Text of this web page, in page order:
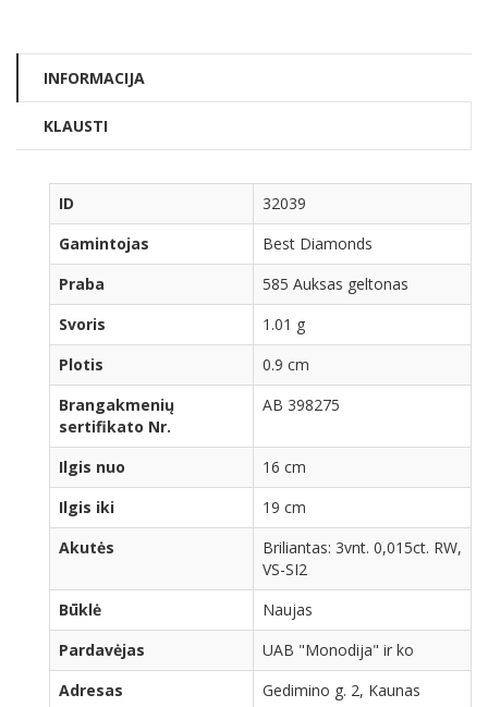
INFORMACIJA
KLAUSTI
ID
32039
Gamintojas
Best Diamonds
Praba
585 Auksas geltonas
Svoris
1.01 g
Plotis
0.9 cm
Brangakmenių
sertifikato Nr.
AB 398275
Ilgis nuo
16 cm
Ilgis iki
19 cm
Akutės
Briliantas: 3vnt. 0,015ct. RW,
VS-SI2
Būklė
Naujas
Pardavėjas
UAB "Monodija" ir ko
Adresas
Gedimino g. 2, Kaunas